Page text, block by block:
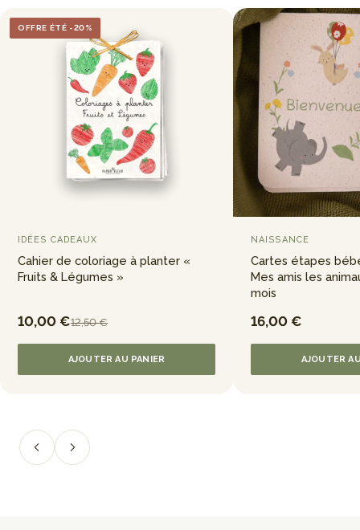
OFFRE ÉTÉ -20%
IDÉES CADEAUX
Cahier de coloriage à planter «
Fruits & Légumes »
10,00 €12,50 €
AJOUTER AU PANIER
NAISSANCE
Cartes étapes
Mes amis les
mois
16,00 €
AJOUTER